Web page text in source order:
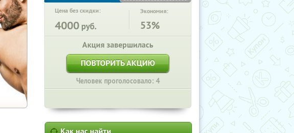
Цена без скидки:
4000 руб.
Экономия:
53%
Акция завершилась
ПОВТОРИТЬ АКЦИЮ
Человек проголосовало: 4